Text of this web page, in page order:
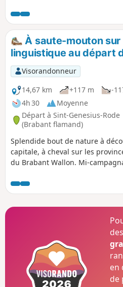
À saute-mouton sur
linguistique au départ
Visorandonneur
14,67 km
+117 m
-
4h 30
Moyenne
Départ à Sint-Genesius-Rode
(Brabant flamand)
Splendide bout de nature à
capitale, à cheval sur les
du Brabant Wallon. Mi-
de la ligne de chemin de fer,
dans un quartier résidentiel de
de l'Ermite.
en
de